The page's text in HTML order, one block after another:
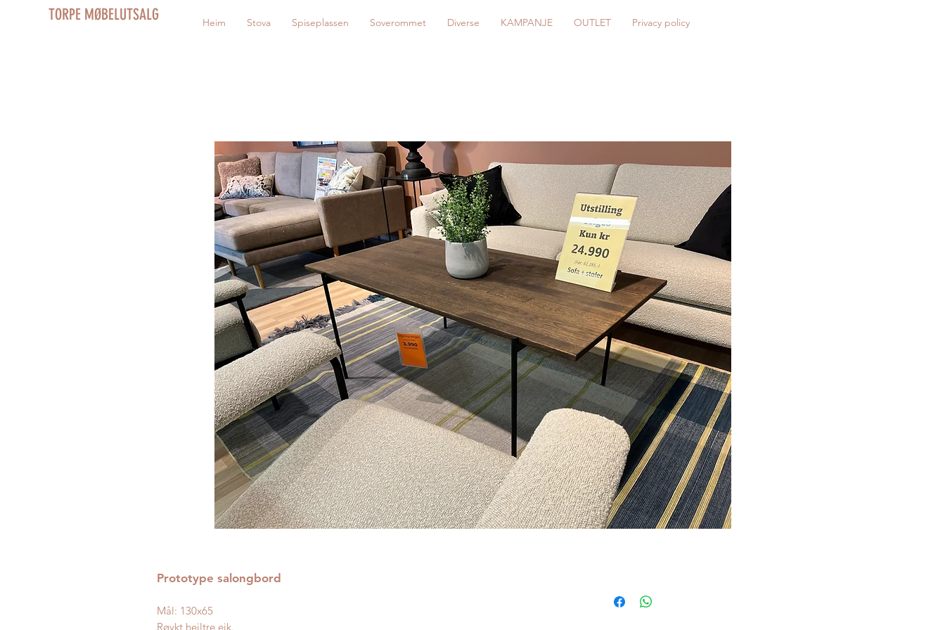
TORPE MØBELUTSALG Heim Stova Spiseplassen Soverommet Diverse KAMPANJE OUTLET Privacy policy
Prototype salongbord
Mål: 130x65
Røykt heiltre eik.